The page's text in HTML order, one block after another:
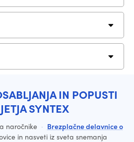
IN POPUSTI
SYNTEX
naročnike · Brezplačne delavnice o
in nasveti iz sveta snemanja